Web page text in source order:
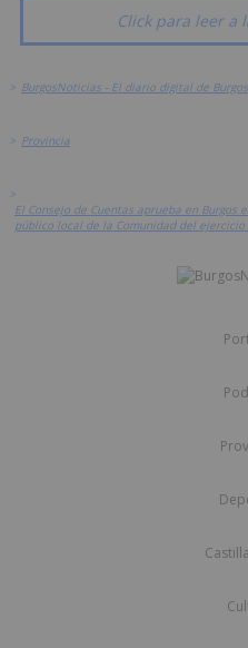
Click para leer a
> BurgosNoticias - El diario digital de Burgos
> Provincia
>
El Consejo de Cuentas aprueba en
público local de la Comunidad del ejercicio